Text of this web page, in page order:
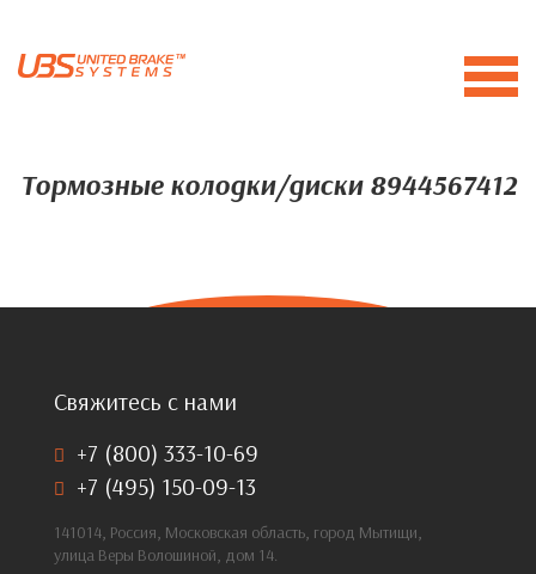
Тормозные колодки/диски 8944567412
Свяжитесь с нами
+7 (800) 333-10-69
+7 (495) 150-09-13
141014, Россия, Московская область, город Мытищи,
улица Веры Волошиной, дом 14.